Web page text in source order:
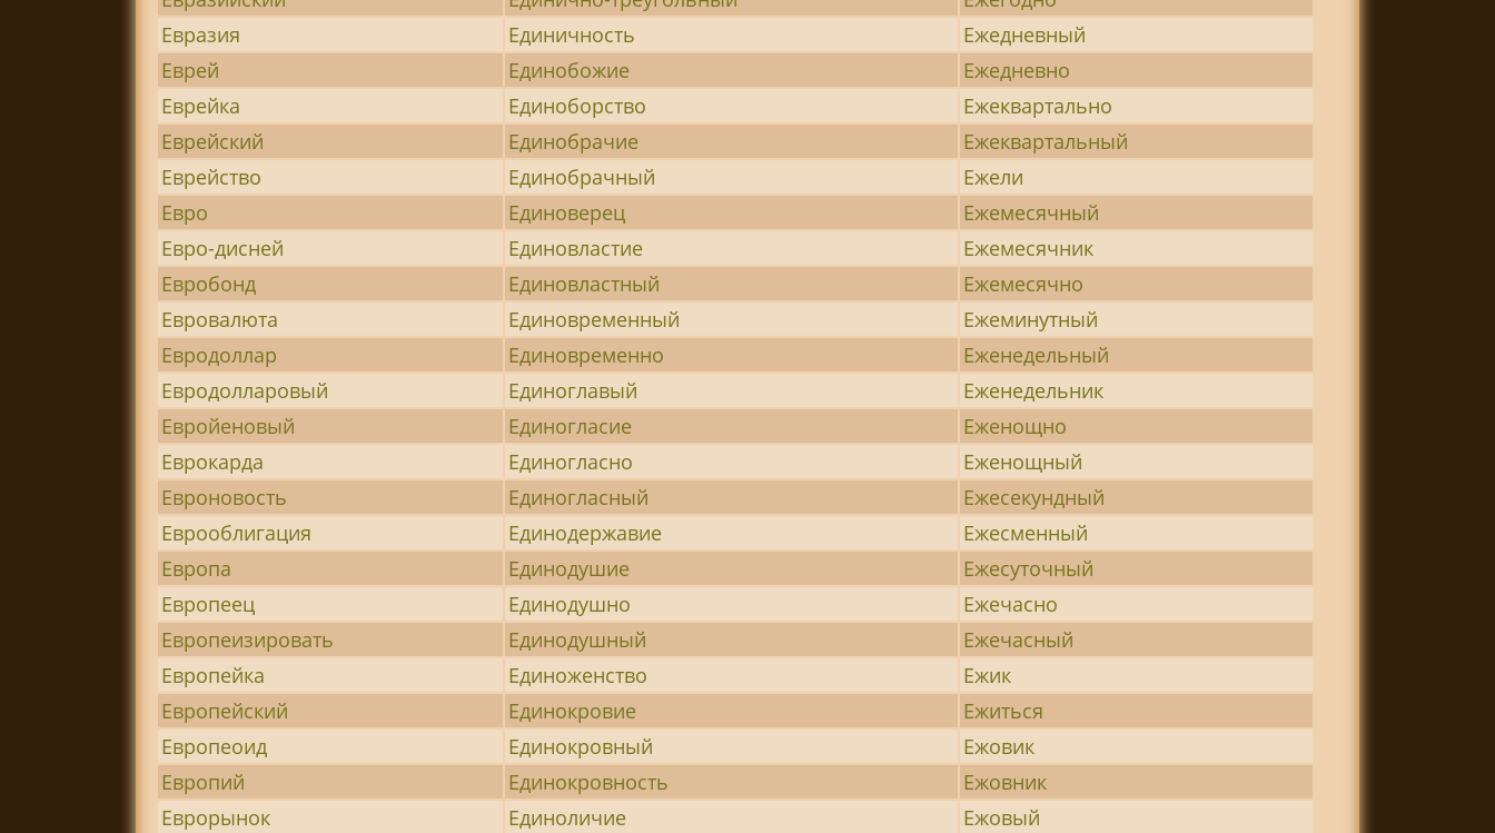
Евразия
Единичность
Ежедневный
Еврей
Единобожие
Ежедневно
Еврейка
Единоборство
Ежеквартально
Еврейский
Единобрачие
Ежеквартальный
Еврейство
Единобрачный
Ежели
Евро
Единоверец
Ежемесячный
Евро-дисней
Единовластие
Ежемесячник
Евробонд
Единовластный
Ежемесячно
Евровалюта
Единовременный
Ежеминутный
Евродоллар
Единовременно
Еженедельный
Евродолларовый
Единоглавый
Еженедельник
Евройеновый
Единогласие
Еженощно
Еврокарда
Единогласно
Еженощный
Евроновость
Единогласный
Ежесекундный
Еврооблигация
Единодержавие
Ежесменный
Европа
Единодушие
Ежесуточный
Европеец
Единодушно
Ежечасно
Европеизировать
Единодушный
Ежечасный
Европейка
Единоженство
Ежик
Европейский
Единокровие
Ежиться
Европеоид
Единокровный
Ежовик
Европий
Единокровность
Ежовник
Еврорынок
Единоличие
Ежовый